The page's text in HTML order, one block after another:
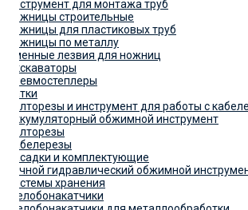
Инструмент для монтажа труб
Ножницы строительные
Ножницы для пластиковых труб
Ножницы по металлу
Сменные лезвия для ножниц
Экскаваторы
Пневмостеплеры
Катки
Болторезы и инструмент для работы с
Аккумуляторный обжимной инструмент
Болторезы
Кабелерезы
Насадки и комплектующие
Ручной гидравлический обжимной
Системы хранения
Желобонакатчики